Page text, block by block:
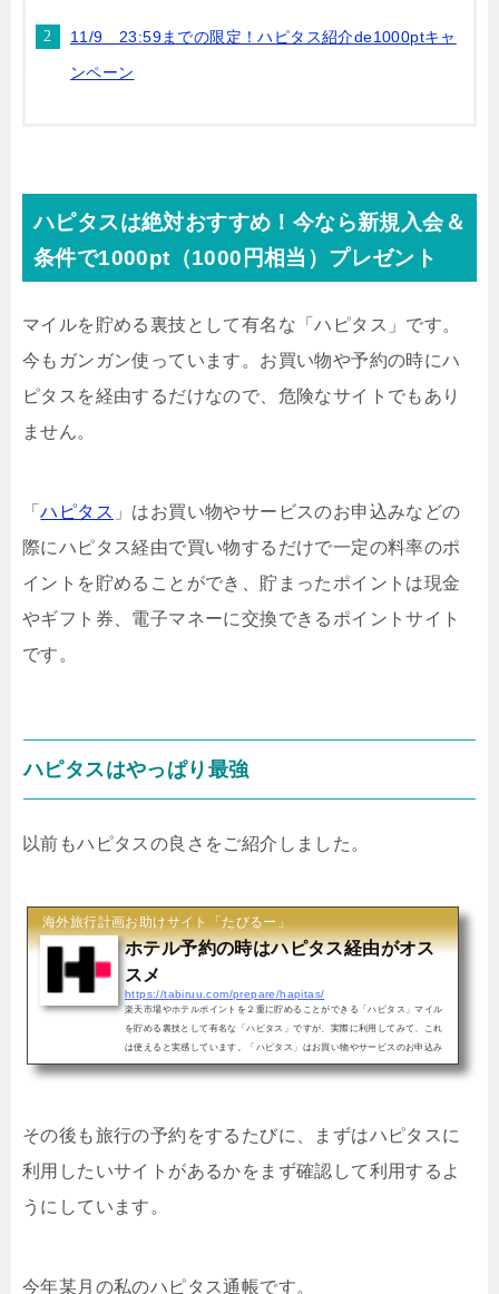
11/9 23:59までの限定！ハピタス紹介de1000ptキャ
ンペーン
ハピタスは絶対おすすめ！今なら新規入会＆
条件で1000pt（1000円相当）プレゼント
マイルを貯める裏技として有名な「ハピタス」です。
今もガンガン使っています。お買い物や予約の時にハ
ピタスを経由するだけなので、危険なサイトでもあり
ません。
「ハピタス 」はお買い物やサービスのお申込みなどの
際にハピタス経由で買い物するだけで一定の料率のポ
イントを貯めることができ、貯まったポイントは現金
やギフト券、電子マネーに交換できるポイントサイト
です。
ハピタスはやっぱり最強
以前もハピタスの良さをご紹介しました。
海外旅行計画お助けサイト「たびるー」
ホテル予約の時はハピタス経由がオス
スメ
https://tabiruu.com/prepare/hapitas/
楽天市場やホテルポイントを２重に貯めることができる「ハピタス」マイル
を貯める裏技として有名な「ハピタス」ですが、実際に利用してみて、これ
は使えると実感しています。「ハピタス」はお買い物やサービスのお申込み
などの際にハピタス経由で買い物するだけで一...
その後も旅行の予約をするたびに、まずはハピタスに
利用したいサイトがあるかをまず確認して利用するよ
うにしています。
今年某月の私のハピタス通帳です。